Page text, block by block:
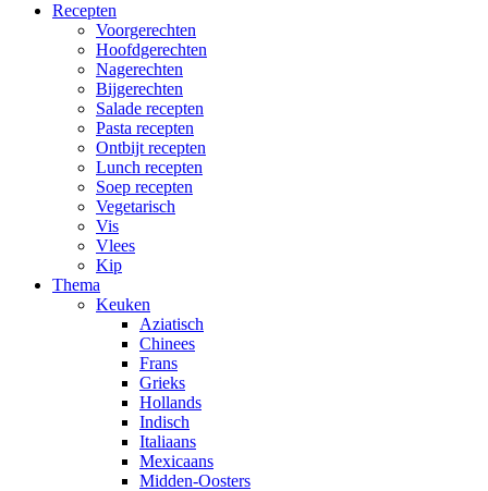
Recepten
Voorgerechten
Hoofdgerechten
Nagerechten
Bijgerechten
Salade recepten
Pasta recepten
Ontbijt recepten
Lunch recepten
Soep recepten
Vegetarisch
Vis
Vlees
Kip
Thema
Keuken
Aziatisch
Chinees
Frans
Grieks
Hollands
Indisch
Italiaans
Mexicaans
Midden-Oosters